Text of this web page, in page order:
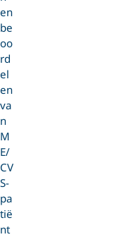
en
be
oo
rd
el
en
va
n
M
E/
CV
S-
pa
tië
nt